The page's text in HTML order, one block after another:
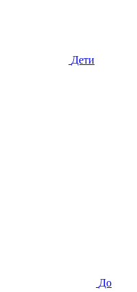
Дети
До